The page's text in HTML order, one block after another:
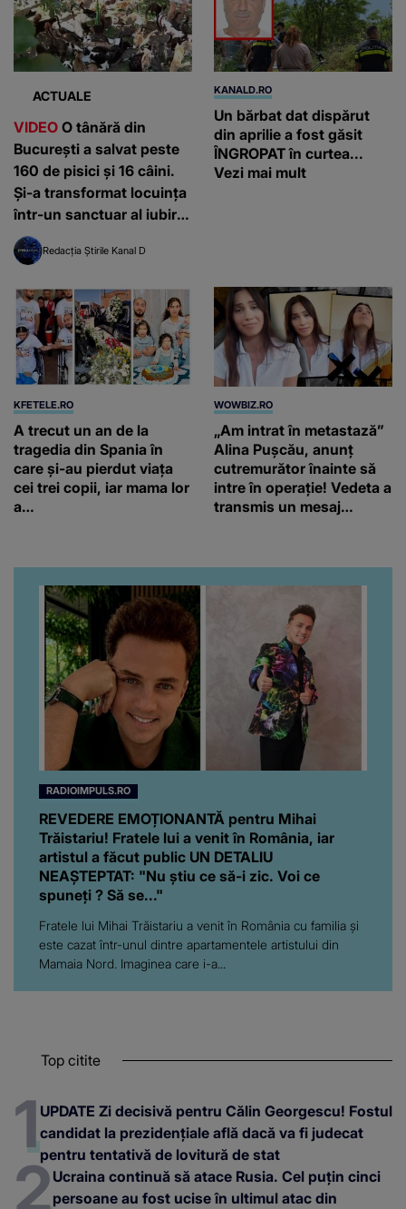
ACTUALE
VIDEO O tânără din
București a salvat peste
160 de pisici și 16 câini.
Și-a transformat locuința
într-un sanctuar al iubirii
pentru animale
Redacția Știrile Kanal D
KANALD.RO
Un bărbat dat dispărut
din aprilie a fost găsit
ÎNGROPAT în curtea...
Vezi mai mult
KFETELE.RO
A trecut un an de la
tragedia din Spania în
care și-au pierdut viața
cei trei copii, iar mama lor
a…
WOWBIZ.RO
„Am intrat în metastază”
Alina Pușcău, anunț
cutremurător înainte să
intre în operație! Vedeta a
transmis un mesaj
RADIOIMPULS.RO
REVEDERE EMOȚIONANTĂ pentru Mihai
Trăistariu! Fratele lui a venit în România, iar
artistul a făcut public UN DETALIU
NEAȘTEPTAT: "Nu știu ce să-i zic. Voi ce
spuneți ? Să se..."
Fratele lui Mihai Trăistariu a venit în România cu familia și
este cazat într-unul dintre apartamentele artistului din
Mamaia Nord. Imaginea care i-a...
Top citite
UPDATE Zi decisivă pentru Călin Georgescu! Fostul
candidat la prezidențiale află dacă va fi judecat
pentru tentativă de lovitură de stat
Ucraina continuă să atace Rusia. Cel puțin cinci
persoane au fost ucise în ultimul atac din